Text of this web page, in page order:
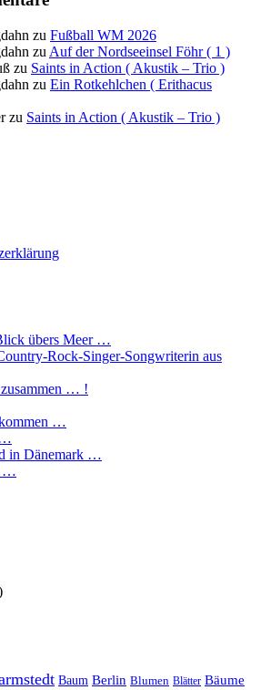
zu Fußball WM 2026
zu Auf der Nordseeinsel Föhr ( 1 )
zu Saints in Action ( Akustik – Trio )
zu Ein Rotkehlchen ( Erithacus
zu Saints in Action ( Akustik – Trio )
übers Meer …
Rock-Singer-Songwriterin aus
zusammen … !
…
…
in Dänemark …
…
Baum Berlin Blumen Blätter Bäume